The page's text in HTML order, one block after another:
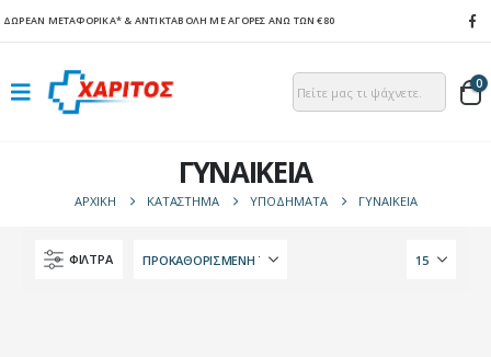
ΔΩΡΕΑΝ ΜΕΤΑΦΟΡΙΚΑ* & ΑΝΤΙΚΤΑΒΟΛΗ ΜΕ ΑΓΟΡΕΣ ΑΝΩ ΤΩΝ €80
0
ΓΥΝΑΙΚΕΙΑ
ΑΡΧΙΚΉ ΚΑΤΆΣΤΗΜΑ ΥΠΟΔΗΜΑΤΑ ΓΥΝΑΙΚΕΙΑ
ΦΙΛΤΡΑ